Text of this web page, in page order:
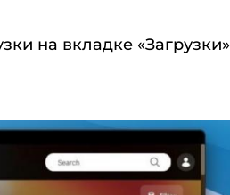
на вкладке «Загрузки»